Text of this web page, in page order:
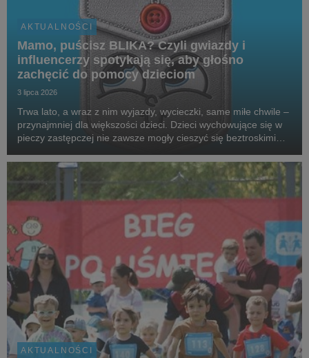
AKTUALNOŚCI
Mamo, puścisz BLIKA? Czyli gwiazdy i
influencerzy spotykają się, aby głośno
zachęcić do pomocy dzieciom
3 lipca 2026
Trwa lato, a wraz z nim wyjazdy, wycieczki, same miłe chwile –
przynajmniej dla większości dzieci. Dzieci wychowujące się w
pieczy zastępczej nie zawsze mogły cieszyć się beztroskimi
SOS Wiosek Dziecięcych, gwiazdy,...
AKTUALNOŚCI